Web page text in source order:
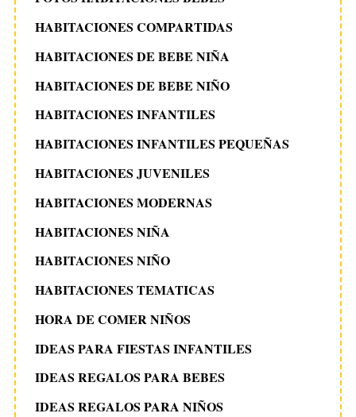
HABITACIONES COMPARTIDAS
HABITACIONES DE BEBE NIÑA
HABITACIONES DE BEBE NIÑO
HABITACIONES INFANTILES
HABITACIONES INFANTILES PEQUEÑAS
HABITACIONES JUVENILES
HABITACIONES MODERNAS
HABITACIONES NIÑA
HABITACIONES NIÑO
HABITACIONES TEMATICAS
HORA DE COMER NIÑOS
IDEAS PARA FIESTAS INFANTILES
IDEAS REGALOS PARA BEBES
IDEAS REGALOS PARA NIÑOS